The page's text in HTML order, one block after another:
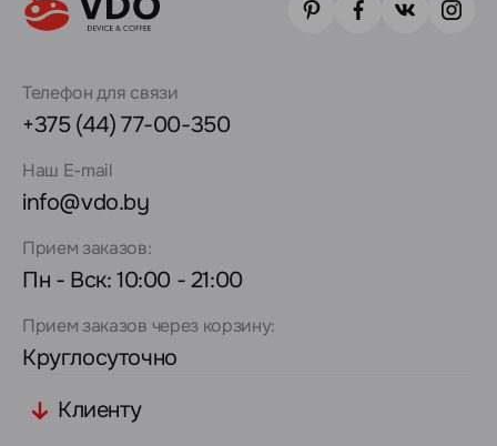
Телефон для связи
+375 (44) 77-00-350
Наш E-mail
info@vdo.by
Прием заказов:
Пн - Вск: 10:00 - 21:00
Прием заказов через корзину:
Круглосуточно
Клиенту